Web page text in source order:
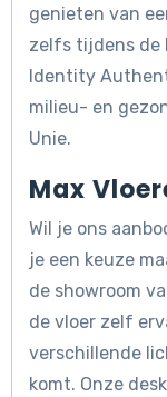
genieten van
zelfs tijdens de
Identity
milieu- en
Unie.
Max
Wil je ons
je een keuze
de showroom
de vloer zelf
verschillende
komt. Onze